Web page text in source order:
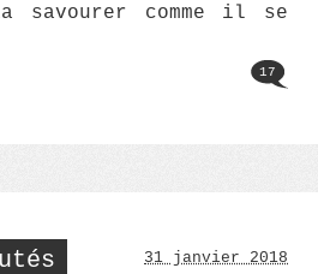
savourer comme il se
17
31 janvier 2018